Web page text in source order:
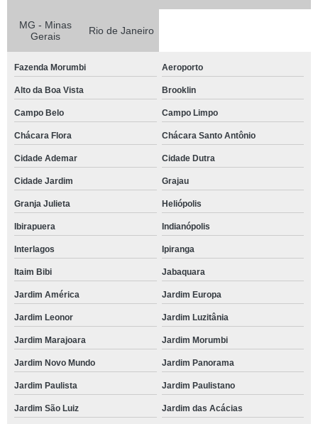
MG - Minas
Gerais
Rio de Janeiro
Fazenda Morumbi Aeroporto
Alto da Boa Vista Brooklin
Campo Belo Campo Limpo
Chácara Flora Chácara Santo Antônio
Cidade Ademar Cidade Dutra
Cidade Jardim Grajau
Granja Julieta Heliópolis
Ibirapuera Indianópolis
Interlagos Ipiranga
Itaim Bibi Jabaquara
Jardim América Jardim Europa
Jardim Leonor Jardim Luzitânia
Jardim Marajoara Jardim Morumbi
Jardim Novo Mundo Jardim Panorama
Jardim Paulista Jardim Paulistano
Jardim São Luiz Jardim das Acácias